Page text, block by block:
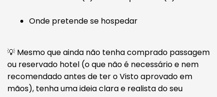
Onde pretende se hospedar
💡 Mesmo que ainda não tenha comprado passagem
ou reservado hotel (o que não é necessário e nem
recomendado antes de ter o Visto aprovado em
mãos), tenha uma ideia clara e realista do seu